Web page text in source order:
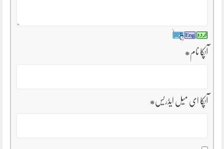
آپکا نام*
آپکا ای میل ایڈریس*